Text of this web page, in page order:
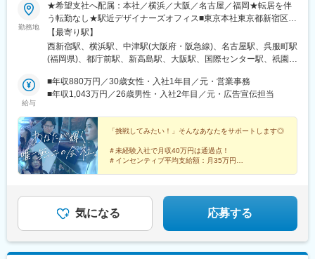
勤務地
★希望支社へ配属：本社／横浜／大阪／名古屋／福岡★転居を伴
う転勤なし★駅近デザイナーズオフィス■東京本社東京都新宿区西
新宿6-24-1西新宿三井ビルディング4F／13F／16F／18F／20F■
横浜支社★2024年8月オープン神奈川県横浜市西区高島1-1-2横浜
三井ビルディング20F■大阪支社大阪府大阪市北区大淀中1-1-30梅
転愛知県名古屋市西区名駅2-27-8名古屋プライムセントラルタワ
ー4F■福岡支社★2024年11月増床移転福岡県福岡市博多区上呉服
囲
【最寄り駅】
西新宿駅、横浜駅、中津駅(大阪府・阪急線)、名古屋駅、呉服町駅
(福岡県)、都庁前駅、新高島駅、大阪駅、国際センター駅、祇園駅
駅、中洲川端駅
給与
■年収880万円／30歳女性・入社1年目／元・営業事務
■年収1,043万円／26歳男性・入社2年目／元・広告宣伝担当
「挑戦してみたい！」そんなあなたをサポートします◎
＃未経験入社で月収40万円は通過点！
＃インセンティブ平均支給額：月35万円
気になる 応募する